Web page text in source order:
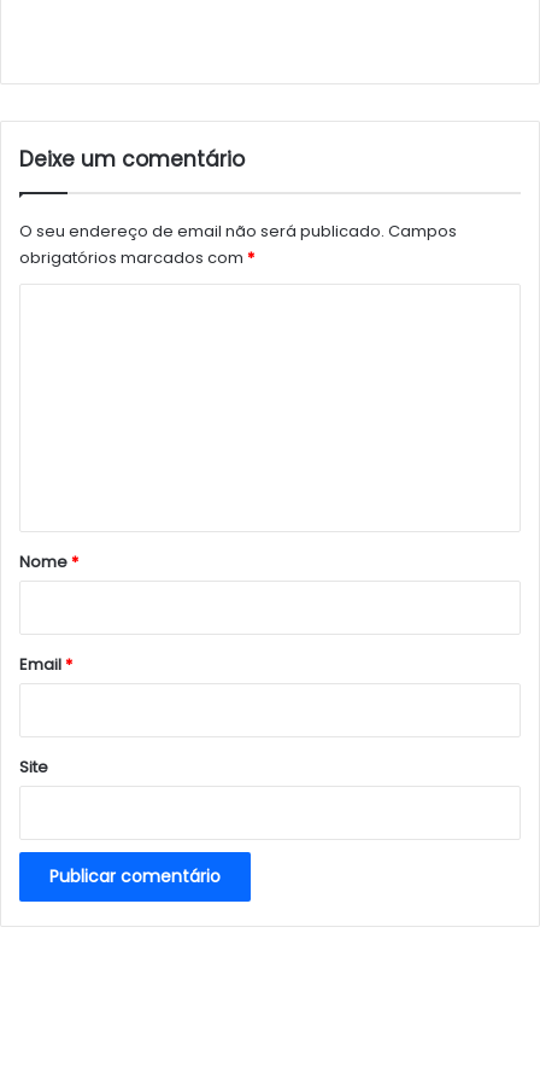
Deixe um comentário
O seu endereço de email não será publicado. Campos
obrigatórios marcados com *
r
*
Nome*
Email*
Site